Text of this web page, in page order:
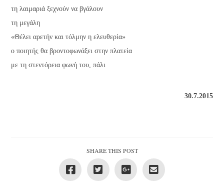
τη λαιμαριά ξεχνούν να βγάλουν
τη μεγάλη
«Θέλει αρετήν και τόλμην η ελευθερία»
ο ποιητής θα βροντοφωνάξει στην πλατεία
με τη στεντόρεια φωνή του, πάλι
30.7.2015
SHARE THIS POST